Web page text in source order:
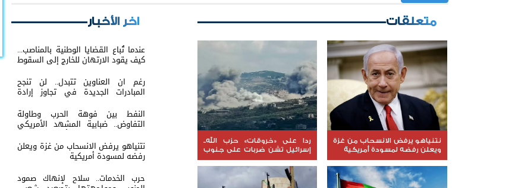
متعلقات
نتنياهو يرفض الانسحاب من غزة
ويعلن رفضه لمسودة أمريكية
ردا على «خروقات» حزب الله..
إسرائيل تشن ضربات على جنوب
لبنان
اخر الأخبار
عندما تُباع القضايا الوطنية بالمناصب...
كيف يقود الارتهان للخارج إلى السقوط
رغم ان العناوين تتبدل.. لن تنجح
المبادرات الجديدة في تجاوز إرادة
النفط بين فوهة الحرب وطاولة
التفاوض.. ضبابية المشهد الأمريكي
الإيراني تعيد إشعال أسواق الطاقة
العالمية
نتنياهو يرفض الانسحاب من غزة ويعلن
رفضه لمسودة أمريكية
حرب الخدمات.. سلاح لإنهاك صمود